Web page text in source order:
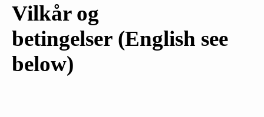
Vilkår og
betingelser (English see
below)